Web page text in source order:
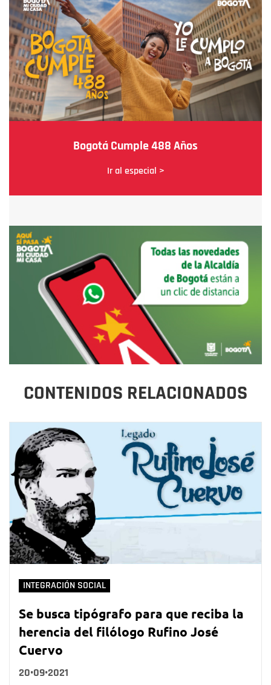
Bogotá Cumple 488 Años
Ir al especial >
CONTENIDOS RELACIONADOS
INTEGRACIÓN SOCIAL
Se busca tipógrafo para que reciba la
herencia del filólogo Rufino José
Cuervo
20•09•2021